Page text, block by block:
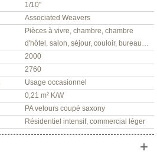
1/10"
Associated Weavers
Pièces à vivre, chambre, chambre
d'hôtel, salon, séjour, couloir, bureau…
2000
2760
Usage occasionnel
0,21 m² K/W
PA velours coupé saxony
Résidentiel intensif, commercial léger
+